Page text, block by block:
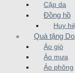
Cặp da
Đồng hồ
Huy
Quà tặng
Áo gió
Áo mưa
Áo phông